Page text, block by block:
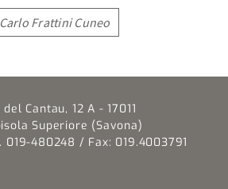
Frattini Cuneo
del Cantau, 12 A - 17011
Superiore (Savona)
019-480248 / Fax: 019.4003791